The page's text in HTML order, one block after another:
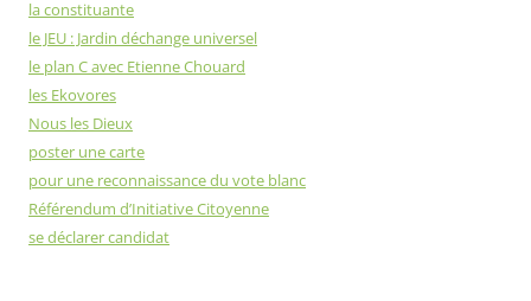
la constituante
le JEU : Jardin déchange universel
le plan C avec Etienne Chouard
les Ekovores
Nous les Dieux
poster une carte
pour une reconnaissance du vote blanc
Référendum d’Initiative Citoyenne
se déclarer candidat